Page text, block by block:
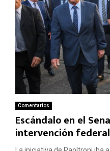
Comentarios
Escándalo en el
intervención